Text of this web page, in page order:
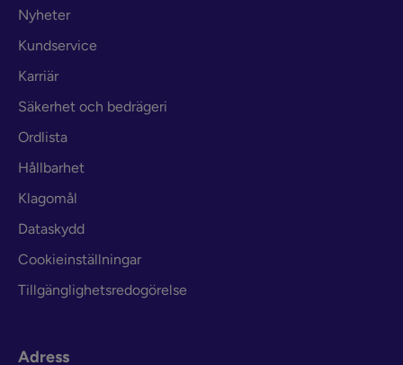
Nyheter
Kundservice
Karriär
Säkerhet och bedrägeri
Ordlista
Hållbarhet
Klagomål
Dataskydd
Cookieinställningar
Tillgänglighetsredogörelse
Adress